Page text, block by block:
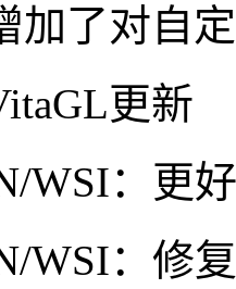
了对自定
更新
：更好
：修复